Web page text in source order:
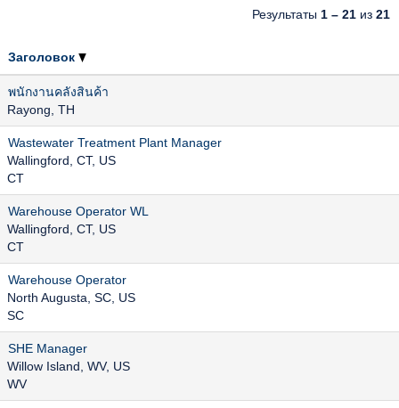
Результаты 1 – 21 из 21
Заголовок
พนักงานคลังสินค้า
Rayong, TH
Wastewater Treatment Plant Manager
Wallingford, CT, US
CT
Warehouse Operator WL
Wallingford, CT, US
CT
Warehouse Operator
North Augusta, SC, US
SC
SHE Manager
Willow Island, WV, US
WV